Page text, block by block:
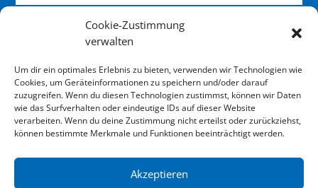
Cookie-Zustimmung
verwalten
Um dir ein optimales Erlebnis zu bieten, verwenden wir Technologien wie
Cookies, um Geräteinformationen zu speichern und/oder darauf
zuzugreifen. Wenn du diesen Technologien zustimmst, können wir Daten
wie das Surfverhalten oder eindeutige IDs auf dieser Website
verarbeiten. Wenn du deine Zustimmung nicht erteilst oder zurückziehst,
können bestimmte Merkmale und Funktionen beeinträchtigt werden.
Akzeptieren
zum Newsletter anmelden
Impressum